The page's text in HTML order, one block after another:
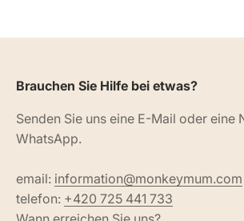
Brauchen Sie Hilfe bei etwas?
Senden Sie uns eine E-Mail oder eine
WhatsApp.
email: information@monkeymum.com
telefon: +420 725 441 733